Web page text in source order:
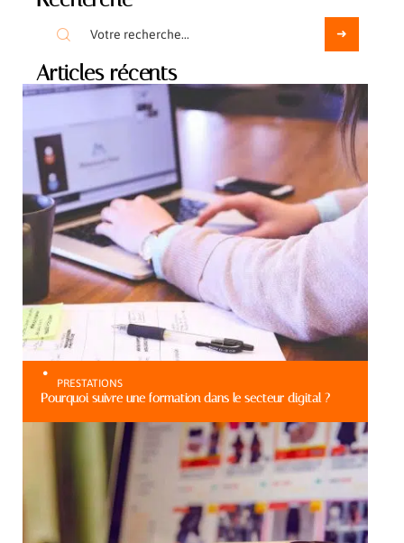
Articles récents
PRESTATIONS
Pourquoi suivre une formation dans le secteur digital ?